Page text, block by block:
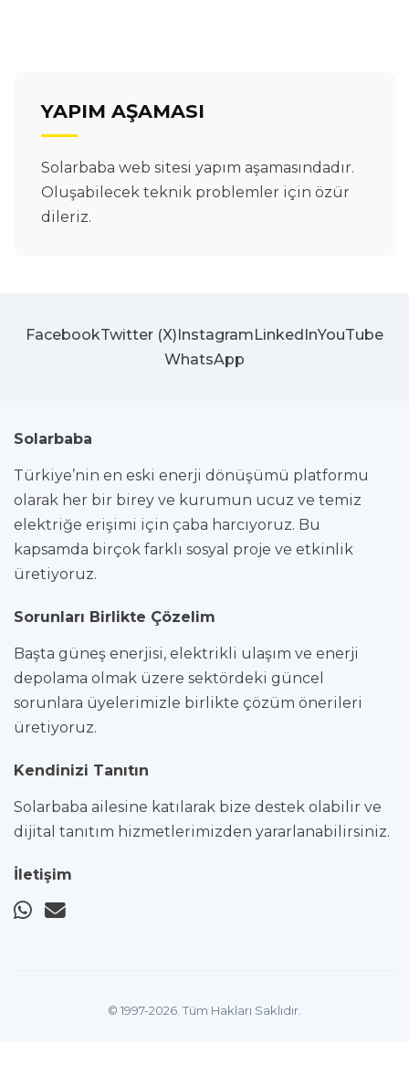
YAPIM AŞAMASI
Solarbaba web sitesi yapım aşamasındadır.
Oluşabilecek teknik problemler için özür
dileriz.
FacebookTwitter (X)InstagramLinkedInYouTube
WhatsApp
Solarbaba
Türkiye’nin en eski enerji dönüşümü platformu
olarak her bir birey ve kurumun ucuz ve temiz
elektriğe erişimi için çaba harcıyoruz. Bu
kapsamda birçok farklı sosyal proje ve etkinlik
üretiyoruz.
Sorunları Birlikte Çözelim
Başta güneş enerjisi, elektrikli ulaşım ve enerji
depolama olmak üzere sektördeki güncel
sorunlara üyelerimizle birlikte çözüm önerileri
üretiyoruz.
Kendinizi Tanıtın
Solarbaba ailesine katılarak bize destek olabilir ve
dijital tanıtım hizmetlerimizden yararlanabilirsiniz.
İletişim
© 1997-2026. Tüm Hakları Saklıdır.